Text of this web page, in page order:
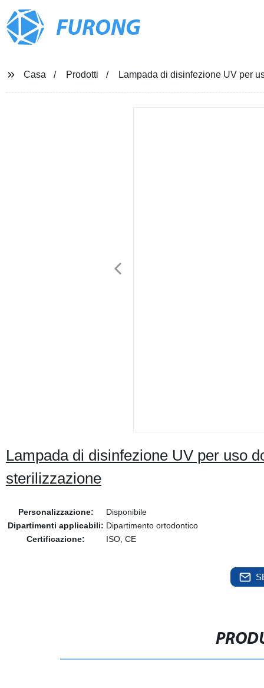
FURONG
Casa Prodotti Lampada di disinfezione UV per
Lampada di disinfezione UV per uso
sterilizzazione
Personalizzazione:
Disponibile
Dipartimenti applicabili: Dipartimento ortodontico
Certificazione:
ISO, CE